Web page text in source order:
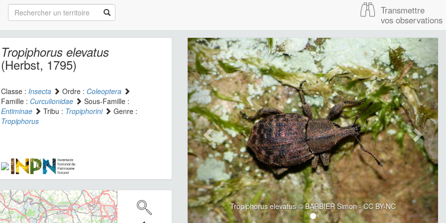
Transmettre
vos observations
Tropiphorus elevatus
(Herbst, 1795)
Classe : Insecta Ordre : Coleoptera
Famille : Curculionidae
Sous-Famille :
Entiminae
Tribu : Tropiphorini
Genre :
Tropiphorus
Tropiphorus elevatus © BARBIER Simon - CC BY-NC